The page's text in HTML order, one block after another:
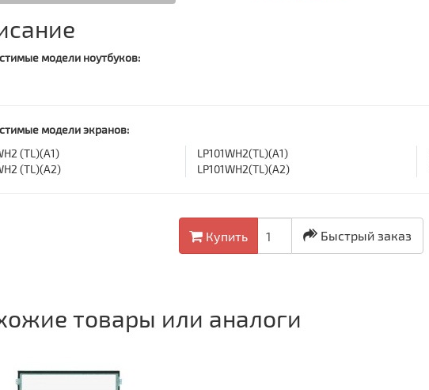
модели ноутбуков:
модели экранов:
(TL)(A1)
(TL)(A2)
LP101WH2(TL)(A1)
LP101WH2(TL)(A2)
Купить Быстрый заказ
товары или аналоги